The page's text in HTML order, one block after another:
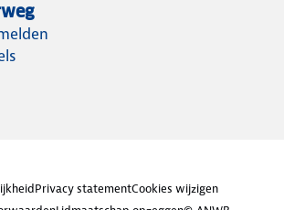
Privacy statementCookies wijzigen